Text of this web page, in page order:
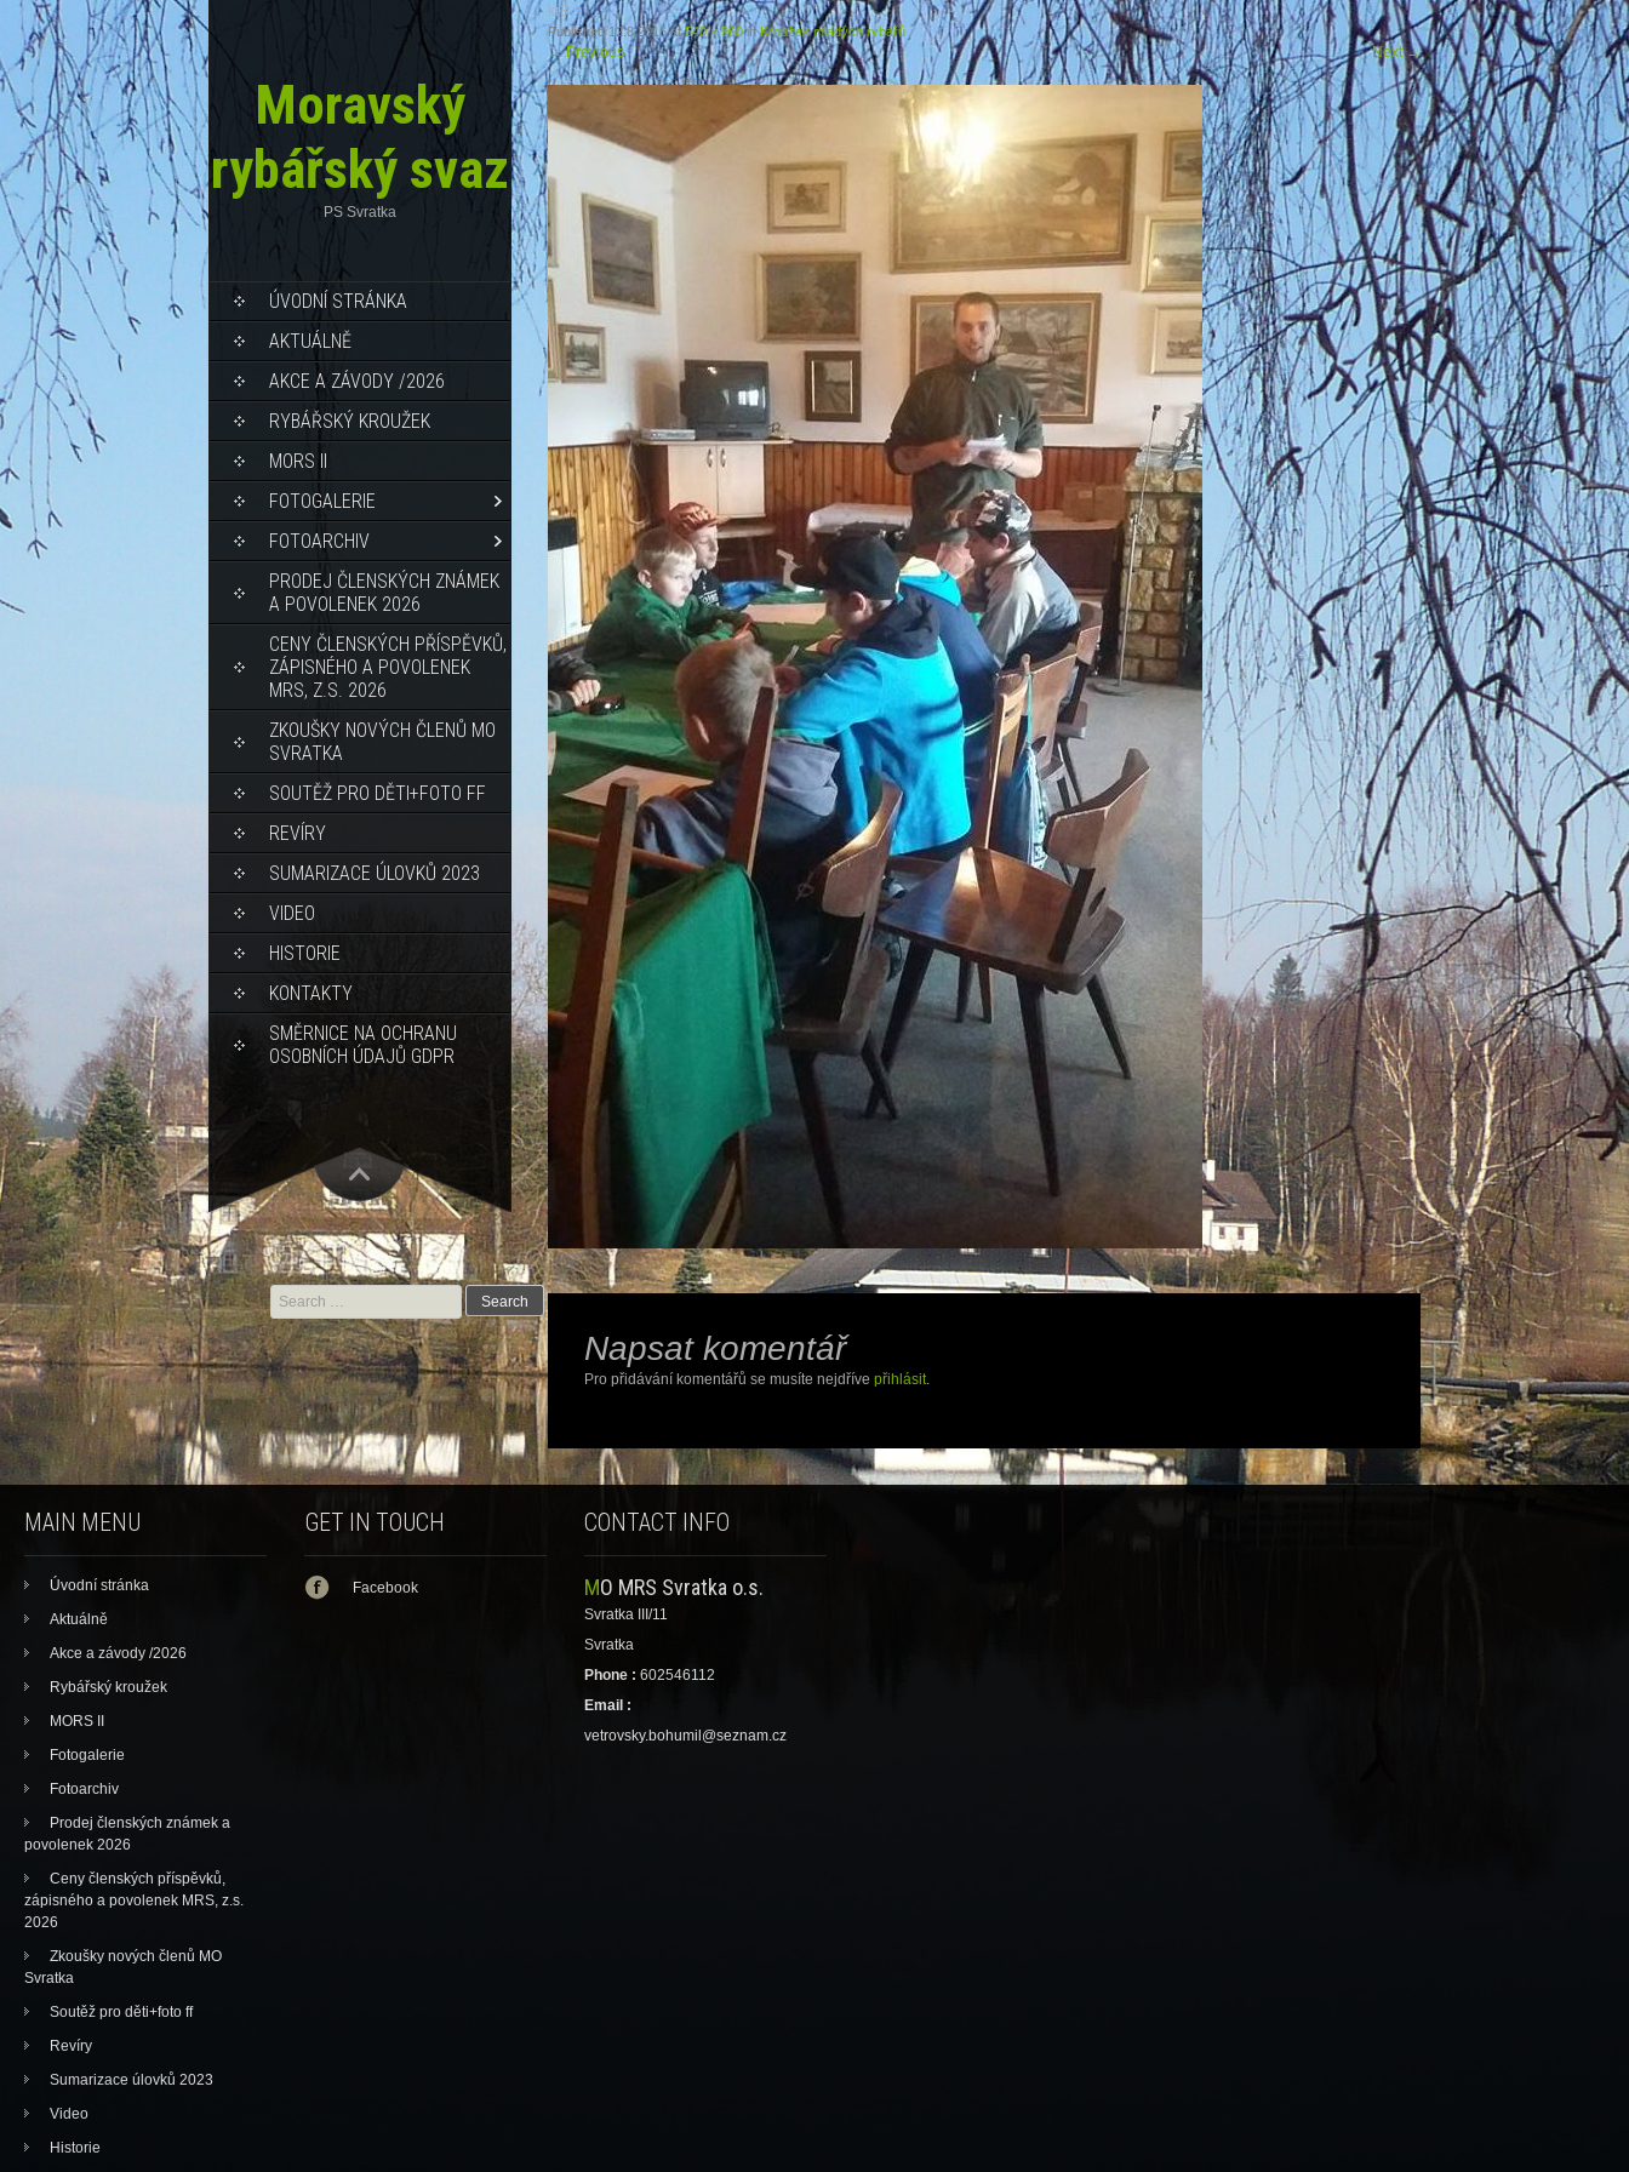
Moravský
rybářský svaz
PS Svratka
ÚVODNÍ STRÁNKA
AKTUÁLNĚ
AKCE A ZÁVODY /2026
RYBÁŘSKÝ KROUŽEK
MORS II
FOTOGALERIE
FOTOARCHIV
PRODEJ ČLENSKÝCH ZNÁMEK
A POVOLENEK 2026
CENY ČLENSKÝCH PŘÍSPĚVKŮ,
ZÁPISNÉHO A POVOLENEK
MRS, Z.S. 2026
ZKOUŠKY NOVÝCH ČLENŮ MO
SVRATKA
SOUTĚŽ PRO DĚTI+FOTO FF
REVÍRY
SUMARIZACE ÚLOVKŮ 2023
VIDEO
HISTORIE
KONTAKTY
SMĚRNICE NA OCHRANU
OSOBNÍCH ÚDAJŮ GDPR
kr3
Published12.8.2016at540 × 960inKroužek mladých rybářů
←Previous Next→
Napsat komentář
Pro přidávání komentářů se musíte nejdříve přihlásit.
Search for:
MAIN MENU
Úvodní stránka
Aktuálně
Akce a závody /2026
Rybářský kroužek
MORS II
Fotogalerie
Fotoarchiv
Prodej členských známek a
povolenek 2026
Ceny členských příspěvků,
zápisného a povolenek MRS, z.s.
2026
Zkoušky nových členů MO
Svratka
Soutěž pro děti+foto ff
Revíry
Sumarizace úlovků 2023
Video
Historie
GET IN TOUCH
Facebook
CONTACT INFO
MO MRS Svratka o.s.
Svratka III/11
Svratka
Phone : 602546112
Email :
vetrovsky.bohumil@seznam.cz